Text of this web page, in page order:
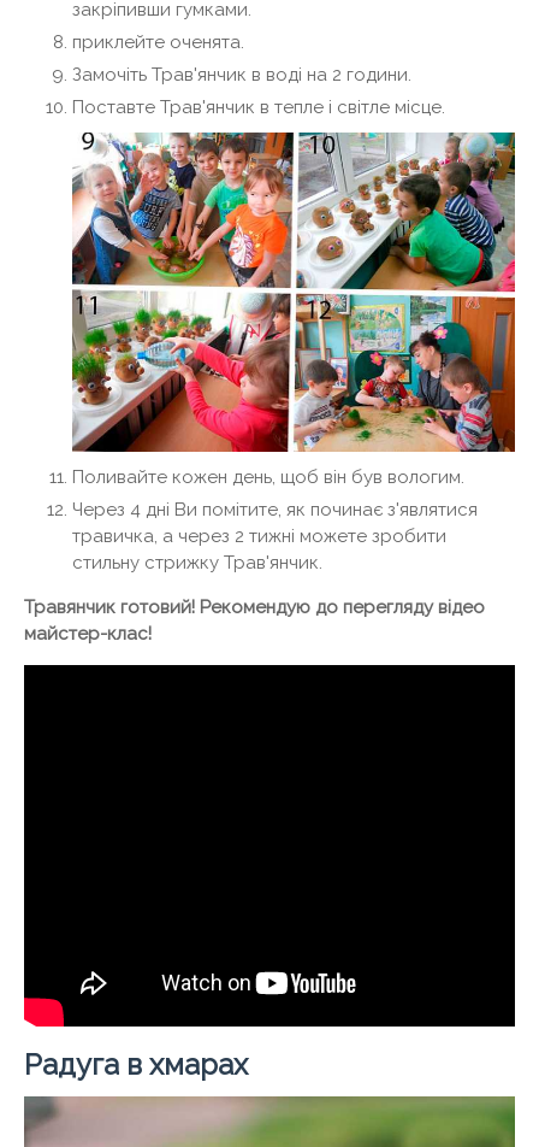
закріпивши гумками.
приклейте оченята.
Замочіть Трав'янчик в воді на 2 години.
Поставте Трав'янчик в тепле і світле місце.
Поливайте кожен день, щоб він був вологим.
Через 4 дні Ви помітите, як починає з'являтися
травичка, а через 2 тижні можете зробити
стильну стрижку Трав'янчик.
Травянчик готовий! Рекомендую до перегляду відео
майстер-клас!
Радуга в хмарах